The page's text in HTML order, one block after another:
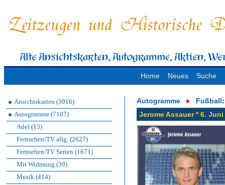
Home Neues Suche
Ansichtskarten (3916)
Autogramme (7107)
Adel (13)
Fernsehen/TV allg. (2627)
Fernsehen/TV Serien (1671)
Mit Widmung (39)
Musik (414)
Autogramme Fußball:
Jerome Assauer * 6.